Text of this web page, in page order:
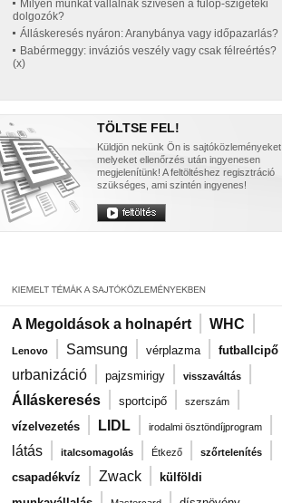
Milyen munkát vállalnak szívesen a fülöp-szigeteki
dolgozók?
Álláskeresés nyáron: Aranybánya vagy időpazarlás?
Babérmeggy: inváziós veszély vagy csak félreértés?
(x)
TÖLTSE FEL!
Küldjön nekünk Ön is sajtóközleményeket,
melyeket ellenőrzés után ingyenesen
megjelenítünk! A feltöltéshez regisztráció
szükséges, ami szintén ingyenes!
A Megoldások a holnapért | WHC |
Lenovo | Samsung | vérplazma | futballcipő
urbanizáció | pajzsmirigy | visszaváltás |
Álláskeresés | sportcipő | szerszám |
vízelvezetés | LIDL | irodalmi ösztöndíjprogram |
látás | italcsomagolás | Étkező | szőrtelenítés |
csapadékvíz | Zwack |
külföldi